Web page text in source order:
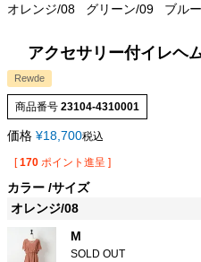
オレンジ/08 グリーン/09 ブル
アクセサリー付イレヘ
Rewde
商品番号 23104-4310001
価格 ¥18,700税込
[ 170 ポイント進呈 ]
カラー サイズ
オレンジ/08
M
SOLD OUT